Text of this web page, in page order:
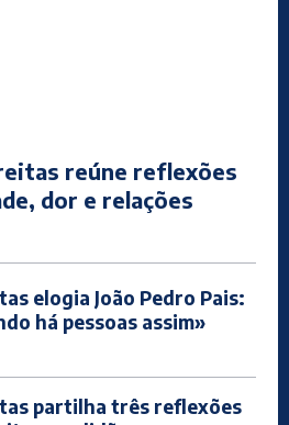
reúne reflexões
dor e relações
elogia João Pedro Pais:
há pessoas assim»
partilha três reflexões